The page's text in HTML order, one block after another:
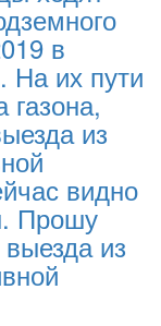
в
На их пути
газона,
из
видно
Прошу
из